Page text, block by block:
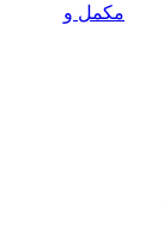
مکمل و